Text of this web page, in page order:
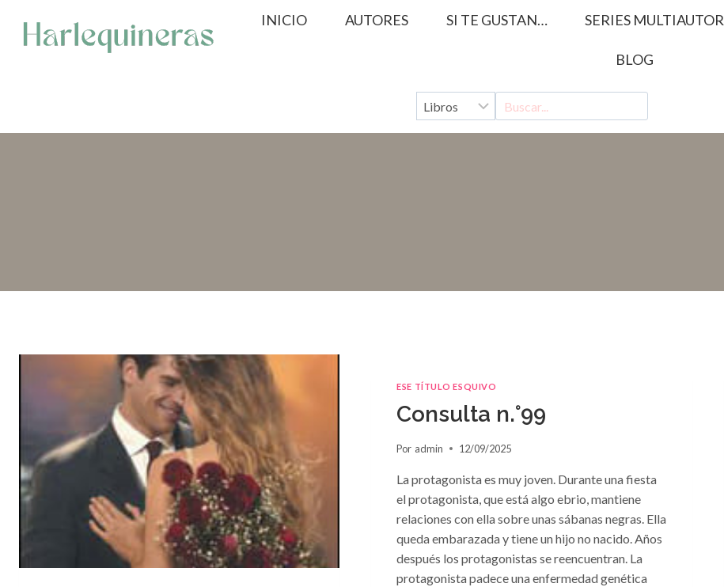
contenido
INICIO AUTORES SI TE GUSTAN… SERIES MULTIAUTOR
BLOG
ESE TÍTULO ESQUIVO
Consulta n.°99
Por admin 12/09/2025
La protagonista es muy joven. Durante una fiesta
el protagonista, que está algo ebrio, mantiene
relaciones con ella sobre unas sábanas negras. Ella
queda embarazada y tiene un hijo no nacido. Años
después los protagonistas se reencuentran. La
protagonista padece una enfermedad genética